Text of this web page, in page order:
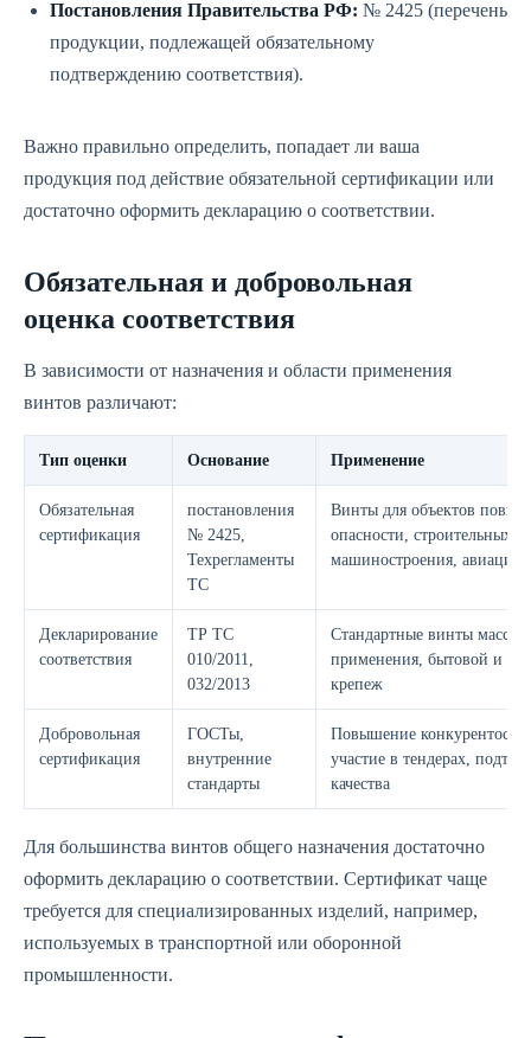
Постановления Правительства РФ: № 2425 (перечень
продукции, подлежащей обязательному
подтверждению соответствия).
Важно правильно определить, попадает ли ваша
продукция под действие обязательной сертификации или
достаточно оформить декларацию о соответствии.
Обязательная и добровольная
оценка соответствия
В зависимости от назначения и области применения
винтов различают:
Тип оценки Основание Применение
Обязательная
сертификация
постановления
№ 2425,
Техрегламенты
ТС
Винты для объектов
опасности, строительных
машиностроения, авиации
Декларирование
соответствия
ТР ТС
010/2011,
032/2013
Стандартные винты
применения, бытовой и
крепеж
Добровольная
сертификация
ГОСТы,
внутренние
стандарты
Повышение
участие в тендерах,
качества
Для большинства винтов общего назначения достаточно
оформить декларацию о соответствии. Сертификат чаще
требуется для специализированных изделий, например,
используемых в транспортной или оборонной
промышленности.